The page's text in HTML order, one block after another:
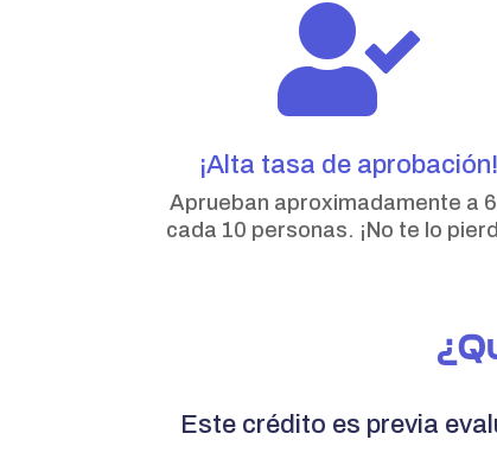

¡Alta tasa de aprobación!
Aprueban aproximadamente a
cada 10 personas. ¡No te lo
Este crédito es previa